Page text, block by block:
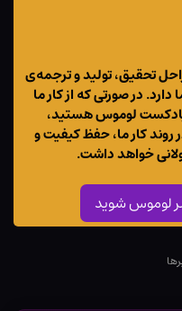
تحقیق، تولید و ترجمه‌ی
در صورتی که از کار ما
پادکست لوموس هستید،
کار ما، حفظ کیفیت و
خواهد داشت.
لوموس شوید